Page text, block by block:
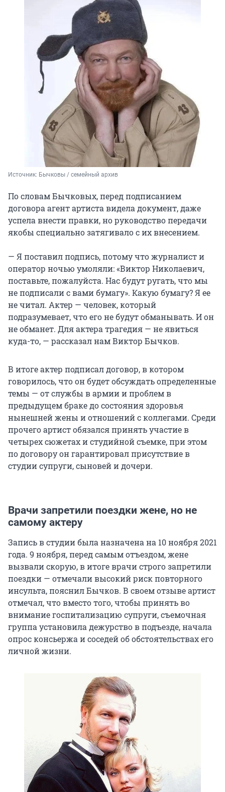
Источник: Бычковы / семейный архив
По словам Бычковых, перед подписанием
договора агент артиста видела документ, даже
успела внести правки, но руководство передачи
якобы специально затягивало с их внесением.
— Я поставил подпись, потому что журналист и
оператор ночью умоляли: «Виктор Николаевич,
поставьте, пожалуйста. Нас будут ругать, что мы
не подписали с вами бумагу». Какую бумагу? Я ее
не читал. Актер — человек, который
подразумевает, что его не будут обманывать. И он
не обманет. Для актера трагедия — не явиться
куда-то, — рассказал нам Виктор Бычков.
В итоге актер подписал договор, в котором
говорилось, что он будет обсуждать определенные
темы — от службы в армии и проблем в
предыдущем браке до состояния здоровья
нынешней жены и отношений с коллегами. Среди
прочего артист обязался принять участие в
четырех сюжетах и студийной съемке, при этом
по договору он гарантировал присутствие в
студии супруги, сыновей и дочери.
Врачи запретили поездки жене, но не
самому актеру
Запись в студии была назначена на 10 ноября 2021
года. 9 ноября, перед самым отъездом, жене
вызвали скорую, в итоге врачи строго запретили
поездки — отмечали высокий риск повторного
инсульта, пояснил Бычков. В своем отзыве артист
отмечал, что вместо того, чтобы принять во
внимание госпитализацию супруги, съемочная
группа установила дежурство в подъезде, начала
опрос консьержа и соседей об обстоятельствах его
личной жизни.